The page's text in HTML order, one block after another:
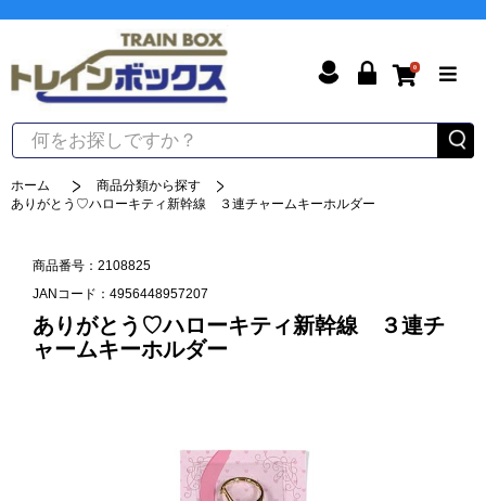
0
ホーム
商品分類から探す
ありがとう♡ハローキティ新幹線 ３連チャームキーホルダー
商品番号：2108825
JANコード：4956448957207
ありがとう♡ハローキティ新幹線 ３連チ
ャームキーホルダー